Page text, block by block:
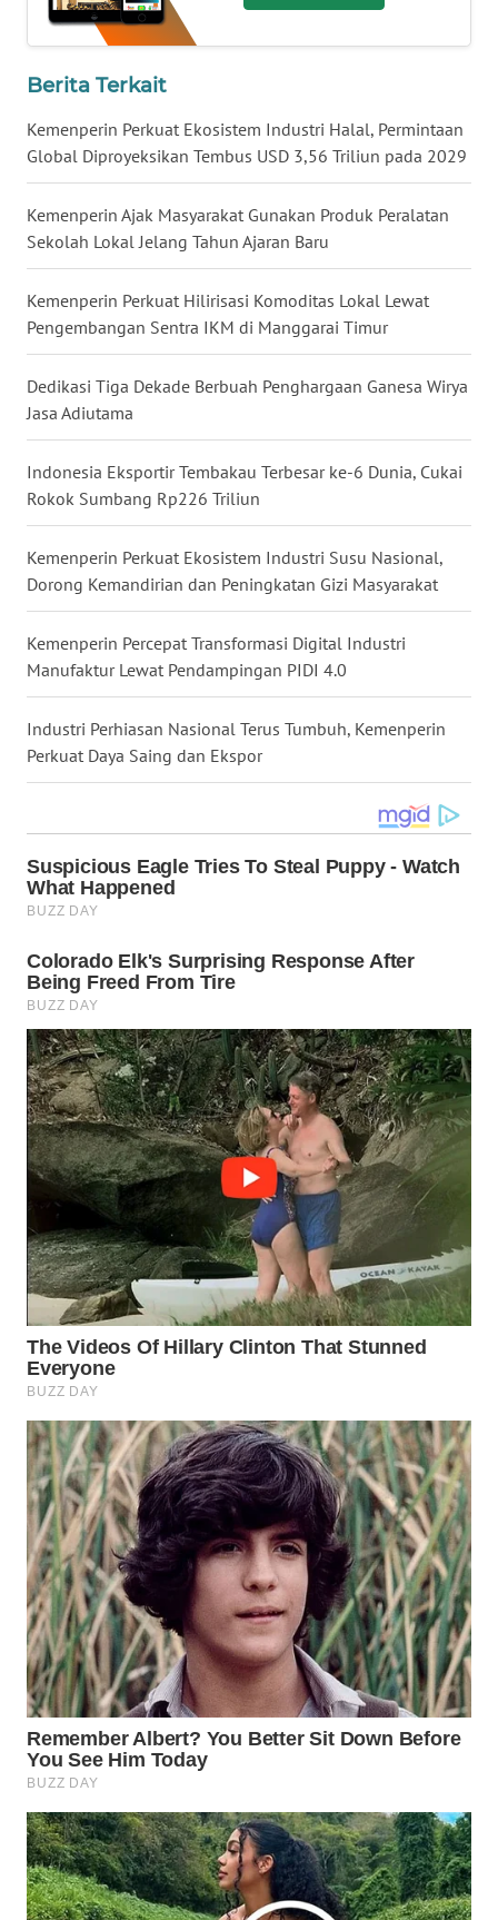
Berita Terkait
Kemenperin Perkuat Ekosistem Industri Halal, Permintaan
Global Diproyeksikan Tembus USD 3,56 Triliun pada 2029
Kemenperin Ajak Masyarakat Gunakan Produk Peralatan
Sekolah Lokal Jelang Tahun Ajaran Baru
Kemenperin Perkuat Hilirisasi Komoditas Lokal Lewat
Pengembangan Sentra IKM di Manggarai Timur
Dedikasi Tiga Dekade Berbuah Penghargaan Ganesa Wirya
Jasa Adiutama
Indonesia Eksportir Tembakau Terbesar ke-6 Dunia, Cukai
Rokok Sumbang Rp226 Triliun
Kemenperin Perkuat Ekosistem Industri Susu Nasional,
Dorong Kemandirian dan Peningkatan Gizi Masyarakat
Kemenperin Percepat Transformasi Digital Industri
Manufaktur Lewat Pendampingan PIDI 4.0
Industri Perhiasan Nasional Terus Tumbuh, Kemenperin
Perkuat Daya Saing dan Ekspor
WN
NUSANTARA
JOGJA
JATIM
WN
BALI
WN
KALBAR
WN
KALTENG
WN
WN
GORONTALO
SULUT
WN
MALUKU
WN
MALUT
WN
DAIRI
WN
DANAU
TOBA
WN
NIAS
WN
LANGKAT
WN
TAPANULI
SELATAN
WN
TANJUNG
LESUNG
WN
KARO
WN
SIMALUNGUN
WN